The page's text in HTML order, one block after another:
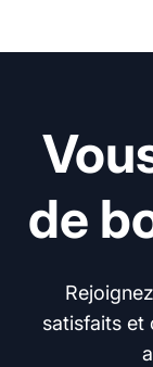
de
satisfaits et